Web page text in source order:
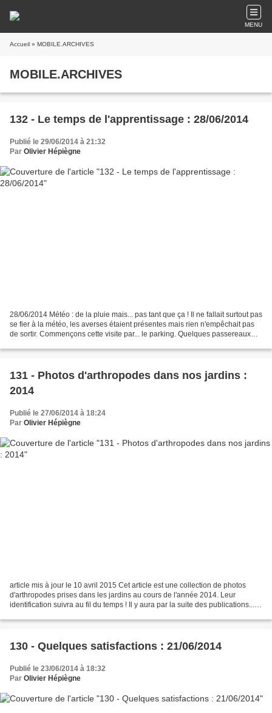
MENU
Accueil » MOBILE.ARCHIVES
MOBILE.ARCHIVES
132 - Le temps de l'apprentissage : 28/06/2014
Publié le 29/06/2014 à 21:32
Par Olivier Hépiègne
28/06/2014 Météo : de la pluie mais... pas tant que ça ! Il ne fallait surtout pas
se fier à la météo, les averses étaient présentes mais rien n'empêchait pas
de sortir. Commençons cette visite par... le parking. Quelques passereaux
131 - Photos d'arthropodes dans nos jardins :
2014
Publié le 27/06/2014 à 18:24
Par Olivier Hépiègne
article mis à jour le 10 avril 2015 Cet article est une collection de photos
d'arthropodes prises dans les jardins au cours de l'année 2014. Leur
identification suivra au fil du temps ! Il y aura par la suite des publications.... à
130 - Quelques satisfactions : 21/06/2014
Publié le 23/06/2014 à 18:32
Par Olivier Hépiègne